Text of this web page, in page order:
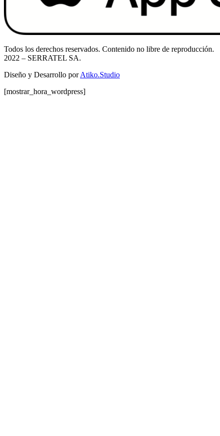
Todos los derechos reservados. Contenido no libre de reproducción.
2022 – SERRATEL SA.
Diseño y Desarrollo porAtiko.Studio
[mostrar_hora_wordpress]